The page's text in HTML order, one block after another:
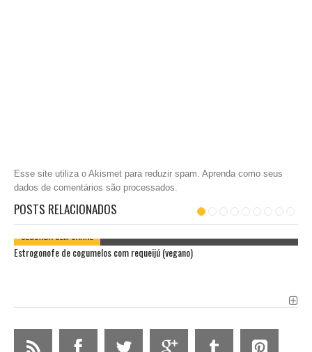
Esse site utiliza o Akismet para reduzir spam. Aprenda como seus
dados de comentários são processados
POSTS RELACIONADOS
SEGUNDA SEM CARNE
Estrogonofe de cogumelos com requeijú (vegano)